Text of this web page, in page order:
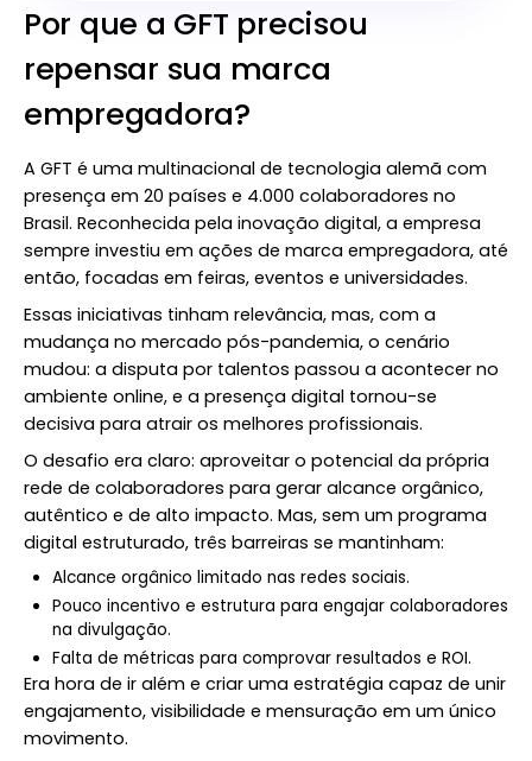
Por que a GFT precisou
repensar sua marca
empregadora?
A GFT é uma multinacional de tecnologia alemã com
presença em 20 países e 4.000 colaboradores no
Brasil. Reconhecida pela inovação digital, a empresa
sempre investiu em ações de marca empregadora, até
então, focadas em feiras, eventos e universidades.
Essas iniciativas tinham relevância, mas, com a
mudança no mercado pós-pandemia, o cenário
mudou: a disputa por talentos passou a acontecer no
ambiente online, e a presença digital tornou-se
decisiva para atrair os melhores profissionais.
O desafio era claro: aproveitar o potencial da própria
rede de colaboradores para gerar alcance orgânico,
autêntico e de alto impacto. Mas, sem um programa
digital estruturado, três barreiras se mantinham:
Alcance orgânico limitado nas redes sociais.
Pouco incentivo e estrutura para engajar colaboradores
na divulgação.
Falta de métricas para comprovar resultados e ROI.
Era hora de ir além e criar uma estratégia capaz de unir
engajamento, visibilidade e mensuração em um único
movimento.